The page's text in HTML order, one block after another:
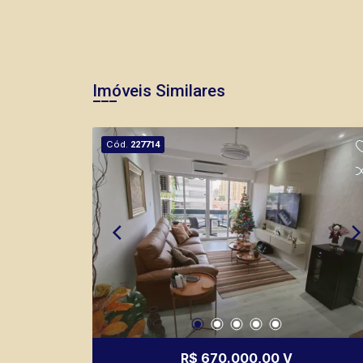
Imóveis Similares
Cód. 227714
R$ 670.000,00 V